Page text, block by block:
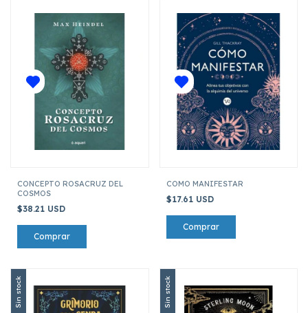
CONCEPTO ROSACRUZ DEL
COSMOS
$38.21 USD
COMO MANIFESTAR
$17.61 USD
Sin stock Sin stock